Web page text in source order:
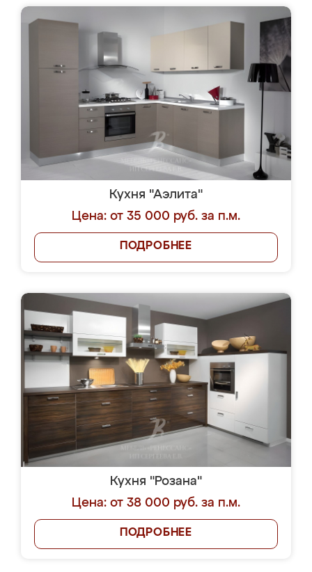
Кухня "Аэлита"
Цена: от 35 000 руб. за п.м.
ПОДРОБНЕЕ
Кухня "Розана"
Цена: от 38 000 руб. за п.м.
ПОДРОБНЕЕ